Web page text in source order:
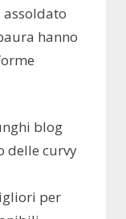
assoldato
hanno
blog
delle curvy
per